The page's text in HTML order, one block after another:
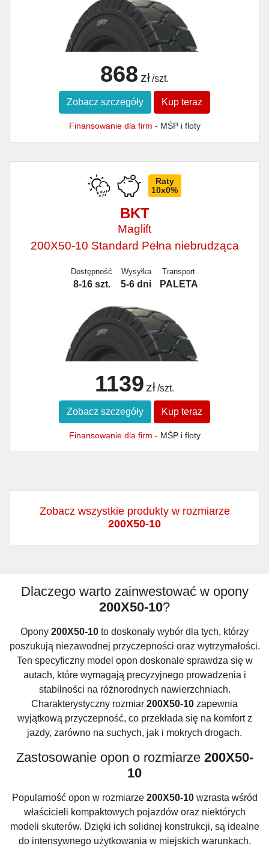
868 zł /szt.
Zobacz szczegóły Kup teraz
Finansowanie dla firm - MŚP i floty
Raty
10x0%
BKT
Maglift
200X50-10 Standard Pełna niebrudząca
Dostępność
8-16 szt.
Wysyłka
5-6 dni
Transport
PALETA
1139 zł/szt.
Zobacz szczegóły Kup teraz
Finansowanie dla firm - MŚP i floty
Zobacz wszystkie produkty w rozmiarze
200X50-10
Dlaczego warto zainwestować w opony
200X50-10?
Opony 200X50-10 to doskonały wybór dla tych, którzy
poszukują niezawodnej przyczepności oraz wytrzymałości.
Ten specyficzny model opon doskonale sprawdza się w
autach, które wymagają precyzyjnego prowadzenia i
stabilności na różnorodnych nawierzchniach.
Charakterystyczny rozmiar 200X50-10 zapewnia
wyjątkową przyczepność, co przekłada się na komfort z
jazdy, zarówno na suchych, jak i mokrych drogach.
Zastosowanie opon o rozmiarze 200X50-
10
Popularność opon w rozmiarze 200X50-10wzrasta wśród
właścicieli kompaktowych pojazdów oraz niektórych
modeli skuterów. Dzięki ich solidnej konstrukcji, są idealne
do intensywnego użytkowania w miejskich warunkach.